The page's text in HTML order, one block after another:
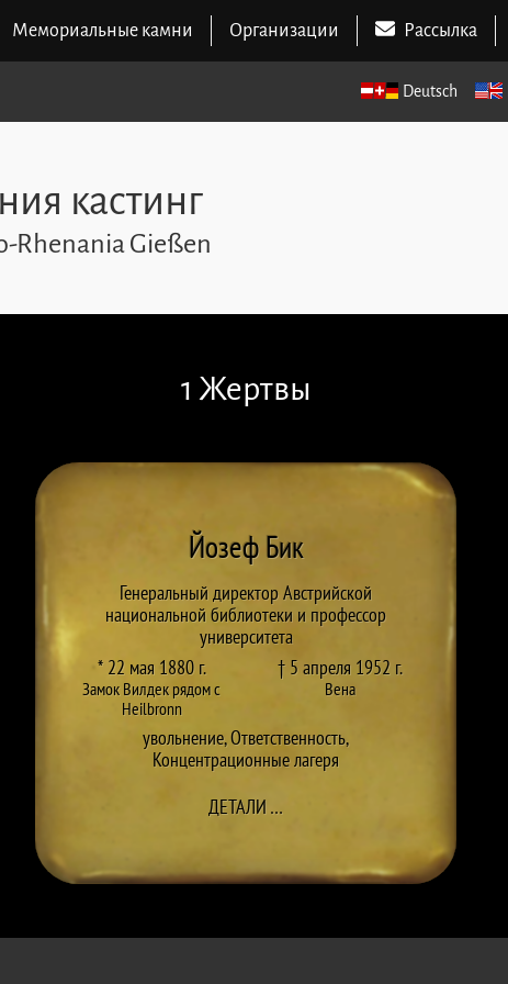
Мемориальные камни Организации Рассылка
Deutsch
кастинг
Rhenania Gießen
1 Жертвы
Йозеф Бик
Генеральный директор Австрийской
национальной библиотеки и профессор
университета
* 22 мая 1880 г.
Замок Вилдек рядом с
Heilbronn
† 5 апреля 1952 г.
Вена
увольнение,Ответственность,
Концентрационные лагеря
ДЕТАЛИ …